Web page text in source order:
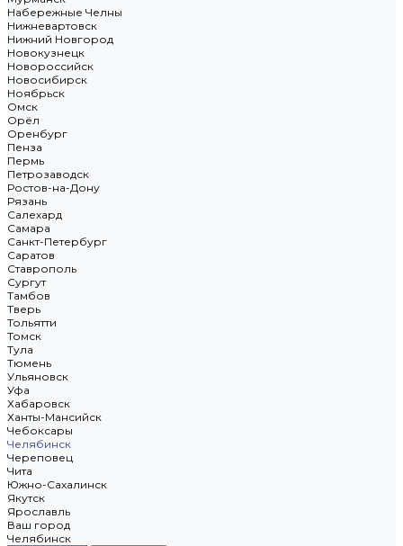
Набережные Челны
Нижневартовск
Нижний Новгород
Новокузнецк
Новороссийск
Новосибирск
Ноябрьск
Омск
Орёл
Оренбург
Пенза
Пермь
Петрозаводск
Ростов-на-Дону
Рязань
Салехард
Самара
Санкт-Петербург
Саратов
Ставрополь
Сургут
Тамбов
Тверь
Тольятти
Томск
Тула
Тюмень
Ульяновск
Уфа
Хабаровск
Ханты-Мансийск
Чебоксары
Челябинск
Череповец
Чита
Южно-Сахалинск
Якутск
Ярославль
Ваш город
Челябинск